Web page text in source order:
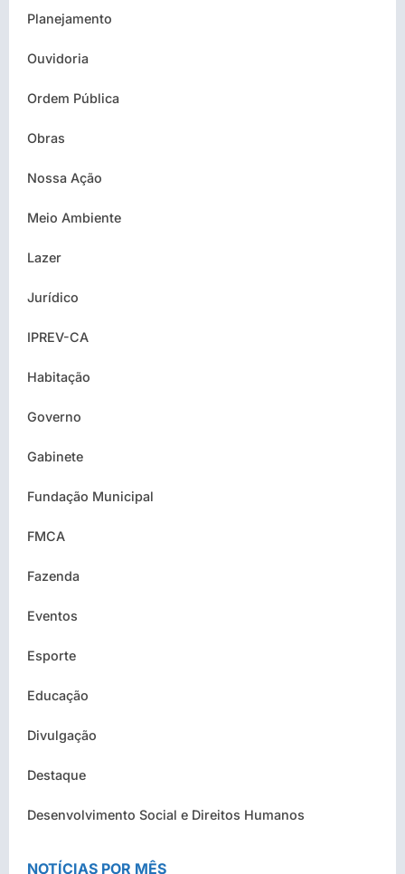
Planejamento
Ouvidoria
Ordem Pública
Obras
Nossa Ação
Meio Ambiente
Lazer
Jurídico
IPREV-CA
Habitação
Governo
Gabinete
Fundação Municipal
FMCA
Fazenda
Eventos
Esporte
Educação
Divulgação
Destaque
Desenvolvimento Social e Direitos Humanos
NOTÍCIAS POR MÊS